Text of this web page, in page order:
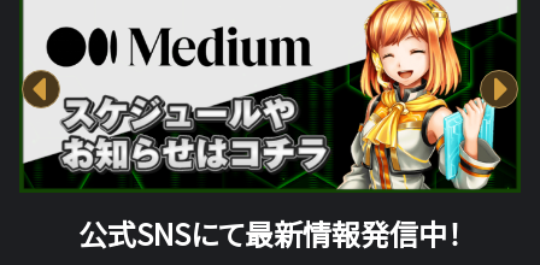
公式SNSにて最新情報発信中！